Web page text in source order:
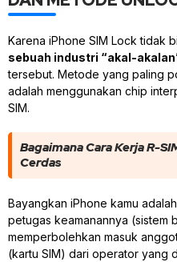
Karena iPhone SIM Lock tidak
sebuah industri “akal-
tersebut. Metode yang paling
adalah menggunakan chip
SIM.
Bagaimana Cara Kerja R-
Cerdas
Bayangkan iPhone kamu
petugas keamanannya (sistem
memperbolehkan masuk
(kartu SIM) dari operator yang